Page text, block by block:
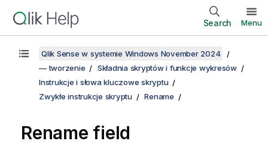
Search Menu
Qlik Sense w systemie Windows November 2024
— tworzenie
Składnia skryptów i funkcje wykresów
Instrukcje i słowa kluczowe skryptu
Zwykłe instrukcje skryptu
Rename
Rename field